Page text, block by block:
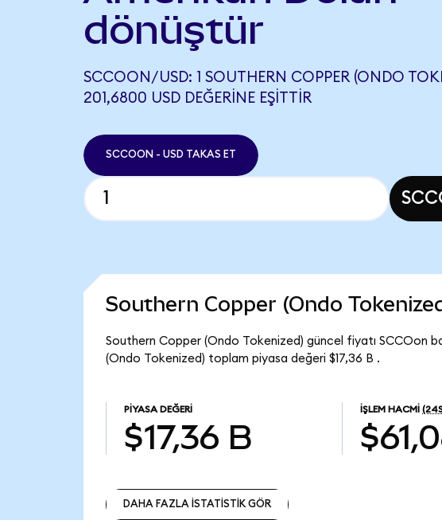
dönüştür
SCCOON/USD: 1 SOUTHERN COPPER (ONDO
201,6800 USD DEĞERINE EŞITTIR
SCCOON - USD TAKAS ET
Southern Copper (Ondo
Southern Copper (Ondo Tokenized) güncel fiyatı SCCOon
(Ondo Tokenized) toplam piyasa değeri $17,36 B .
PIYASA DEĞERI
$17,36 B
İŞLEM HACMI
DAHA FAZLA İSTATİSTİK GÖR